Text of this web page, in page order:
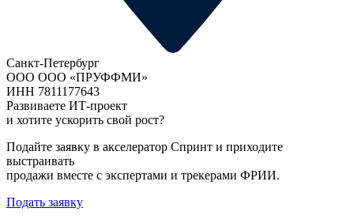
Санкт-Петербург
ООО ООО «ПРУФФМИ»
ИНН 7811177643
Развиваете ИТ-проект
и хотите ускорить свой рост?
Подайте заявку в акселератор Спринт и приходите
выстраивать
продажи вместе с экспертами и трекерами ФРИИ.
Подать заявку